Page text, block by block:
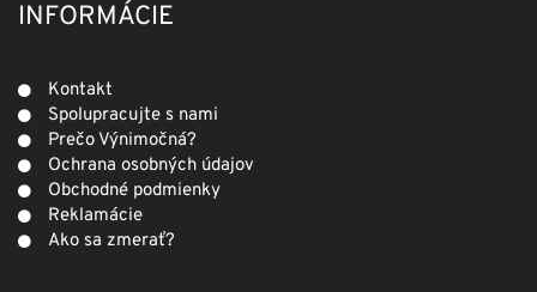
INFORMÁCIE
Kontakt
Spolupracujte s nami
Prečo Výnimočná?
Ochrana osobných údajov
Obchodné podmienky
Reklamácie
Ako sa zmerať?